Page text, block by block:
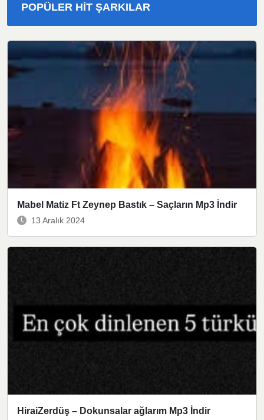
POPÜLER HIT ŞARKILAR
Mabel Matiz Ft Zeynep Bastık – Saçların Mp3 İndir
13 Aralık 2024
HiraiZerdüş – Dokunsalar ağlarım Mp3 İndir